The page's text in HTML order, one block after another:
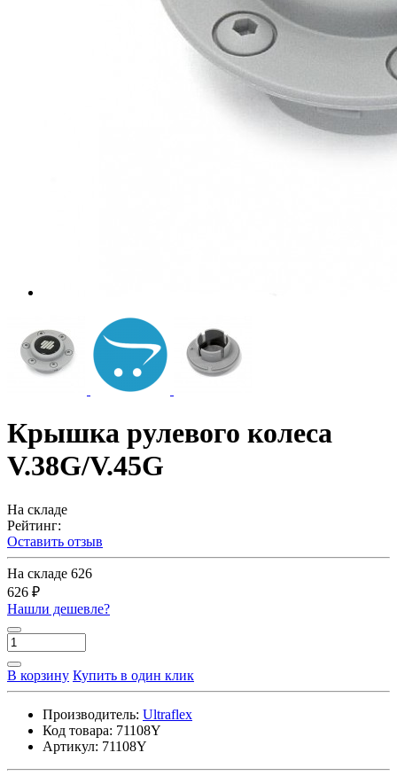
Крышка рулевого колеса
V.38G/V.45G
На складе
Рейтинг:
Оставить отзыв
На складе 626
626 ₽
Нашли дешевле?
В корзину Купить в один клик
Производитель: Ultraflex
Код товара: 71108Y
Артикул: 71108Y